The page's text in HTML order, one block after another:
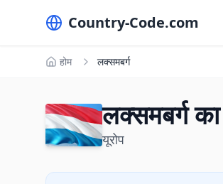
Country-Code.com
होम लक्समबर्ग
लक्समबर्ग
यूरोप